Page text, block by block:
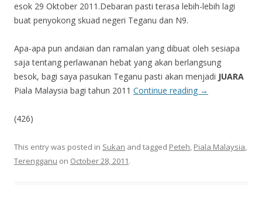
esok 29 Oktober 2011.Debaran pasti terasa lebih-lebih lagi
buat penyokong skuad negeri Teganu dan N9.
Apa-apa pun andaian dan ramalan yang dibuat oleh sesiapa
saja tentang perlawanan hebat yang akan berlangsung
besok, bagi saya pasukan Teganu pasti akan menjadi JUARA
Piala Malaysia bagi tahun 2011 Continue reading →
(426)
This entry was posted in Sukan and tagged Peteh, Piala Malaysia,
Terengganu on October 28, 2011.